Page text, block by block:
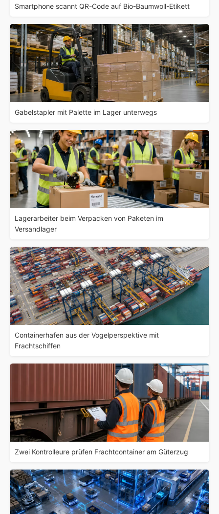
Smartphone scannt QR-Code auf Bio-Baumwoll-Etikett
Gabelstapler mit Palette im Lager unterwegs
Lagerarbeiter beim Verpacken von Paketen im
Versandlager
Containerhafen aus der Vogelperspektive mit
Frachtschiffen
Zwei Kontrolleure prüfen Frachtcontainer am Güterzug